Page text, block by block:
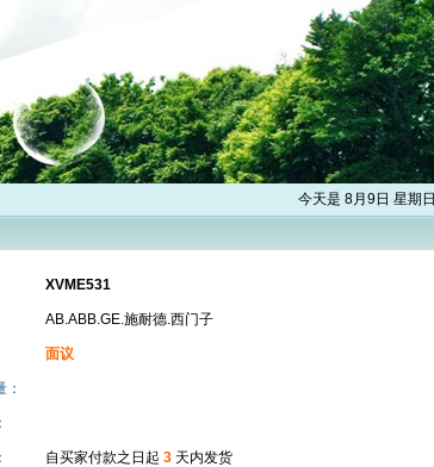
今天是 8月9日 星期日
XVME531
AB.ABB.GE.施耐德.西门子
面议
自买家付款之日起 3 天内发货